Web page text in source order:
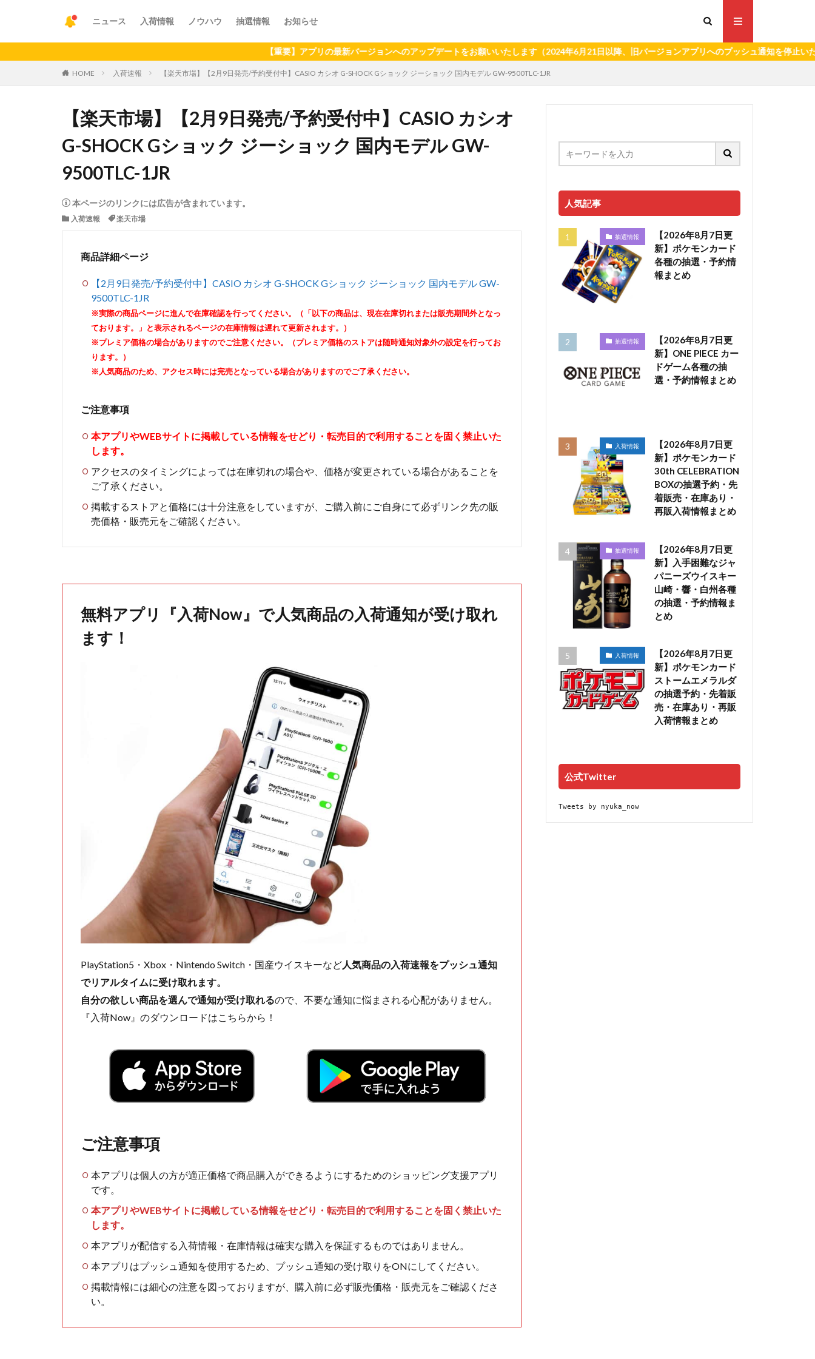
ニュース 入荷情報 ノウハウ 抽選情報 お知らせ
【重要】アプリの最新バージョンへのアップデートをお願いいたします（2024年6月21日以降、旧バージョンアプリへのプッシュ通知を停止いたします。
HOME 入荷速報 【楽天市場】【2月9日発売/予約受付中】CASIO カシオ G-SHOCK Gショック ジーショック 国内モデル GW-9500TLC-1JR
【楽天市場】【2月9日発売/予約受付中】CASIO カシオ
G-SHOCK Gショック ジーショック 国内モデル GW-
9500TLC-1JR
本ページのリンクには広告が含まれています。
入荷速報 楽天市場
商品詳細ページ
【2月9日発売/予約受付中】CASIO カシオ G-SHOCK Gショック ジーショック 国内モデル GW-
9500TLC-1JR
※実際の商品ページに進んで在庫確認を行ってください。（「以下の商品は、現在在庫切れまたは販売期間外となっ
ております。」と表示されるページの在庫情報は遅れて更新されます。）
※プレミア価格の場合がありますのでご注意ください。（プレミア価格のストアは随時通知対象外の設定を行ってお
ります。）
※人気商品のため、アクセス時には完売となっている場合がありますのでご了承ください。
ご注意事項
本アプリやWEBサイトに掲載している情報をせどり・転売目的で利用することを固く禁止いた
します。
アクセスのタイミングによっては在庫切れの場合や、価格が変更されている場合があることを
ご了承ください。
掲載するストアと価格には十分注意をしていますが、ご購入前にご自身にて必ずリンク先の販
売価格・販売元をご確認ください。
無料アプリ『入荷Now』で人気商品の入荷通知が受け取れ
ます！
PlayStation5・Xbox・Nintendo Switch・国産ウイスキーなど人気商品の入荷速報をプッシュ通知
でリアルタイムに受け取れます。
自分の欲しい商品を選んで通知が受け取れるので、不要な通知に悩まされる心配がありません。
『入荷Now』のダウンロードはこちらから！
ご注意事項
本アプリは個人の方が適正価格で商品購入ができるようにするためのショッピング支援アプリ
です。
本アプリやWEBサイトに掲載している情報をせどり・転売目的で利用することを固く禁止いた
します。
本アプリが配信する入荷情報・在庫情報は確実な購入を保証するものではありません。
本アプリはプッシュ通知を使用するため、プッシュ通知の受け取りをONにしてください。
掲載情報には細心の注意を図っておりますが、購入前に必ず販売価格・販売元をご確認くださ
い。
人気記事
抽選情報
【2026年8月7日更
新】ポケモンカード
各種の抽選・予約情
報まとめ
抽選情報
【2026年8月7日更
新】ONE PIECE カー
ドゲーム各種の抽
選・予約情報まとめ
入荷情報
【2026年8月7日更
新】ポケモンカード
30th CELEBRATION
BOXの抽選予約・先
着販売・在庫あり・
再販入荷情報まとめ
抽選情報
【2026年8月7日更
新】入手困難なジャ
パニーズウイスキー
山崎・響・白州各種
の抽選・予約情報ま
とめ
入荷情報
【2026年8月7日更
新】ポケモンカード
ストームエメラルダ
の抽選予約・先着販
売・在庫あり・再販
入荷情報まとめ
公式Twitter
Tweets by nyuka_now